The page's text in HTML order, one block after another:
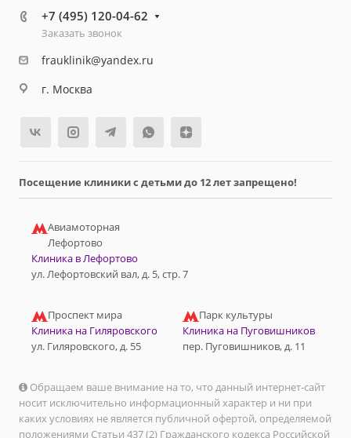
+7 (495) 120-04-62
Заказать звонок
frauklinik@yandex.ru
г. Москва
Посещение клиники с детьми до 12 лет запрещено!
Авиамоторная
Лефортово
Клиника в Лефортово
ул. Лефортовский вал, д. 5, стр. 7
Проспект мира
Клиника на Гиляровского
ул. Гиляровского, д. 55
Парк культуры
Клиника на Пуговишников
пер. Пуговишников, д. 11
Обращаем ваше внимание на то, что данный интернет-сайт
носит исключительно информационный характер и ни при
каких условиях не является публичной офертой, определяемой
положениями Статьи 437 (2) Гражданского кодекса Российской